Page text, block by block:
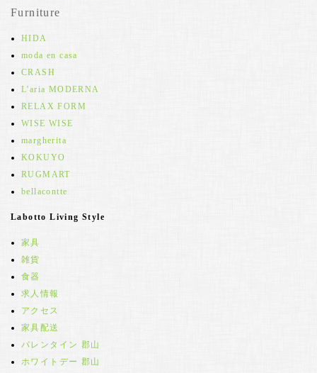
Furniture
HIDA
moda en casa
CRASH
L'aria MODERNA
RELAX FORM
WISE WISE
margherita
KOKUYO
RUGMART
bellacontte
Labotto Living Style
家具
雑貨
食器
求人情報
アクセス
家具配送
バレンタイン 郡山
ホワイトデー 郡山